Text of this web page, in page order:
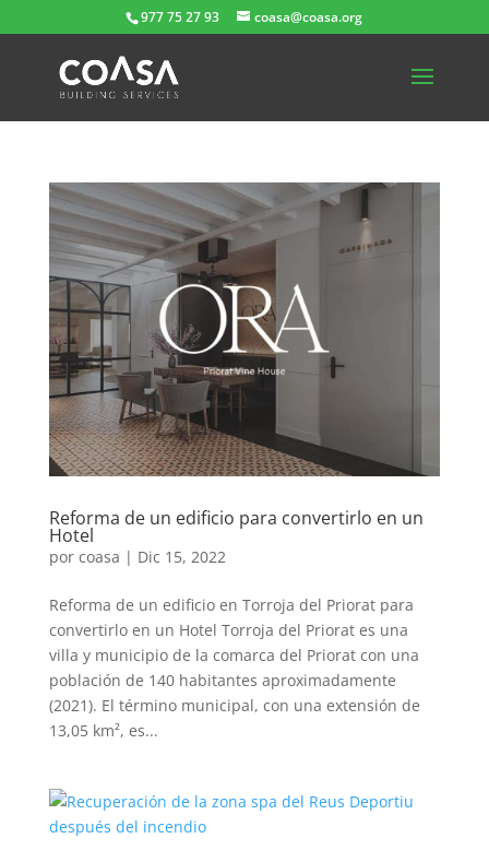
977 75 27 93 coasa@coasa.org
Reforma de un edificio para convertirlo en un
Hotel
por coasa | Dic 15, 2022
Reforma de un edificio en Torroja del Priorat para
convertirlo en un Hotel Torroja del Priorat es una
villa y municipio de la comarca del Priorat con una
población de 140 habitantes aproximadamente
(2021). El término municipal, con una extensión de
13,05 km², es...